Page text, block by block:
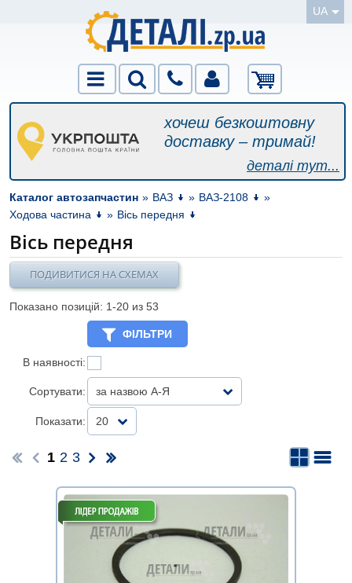
UA
хочеш безкоштовну
доставку – тримай!
деталі тут...
Каталог автозапчастин » ВАЗ » ВАЗ-2108
»
Ходова частина
» Вісь передня
Вісь передня
ПОДИВИТИСЯ НА СХЕМАХ
Показано позицій: 1-20 из 53
ФІЛЬТРИ
В наявності:
Сортувати: за назвою А-Я
Показати: 20
1 2 3